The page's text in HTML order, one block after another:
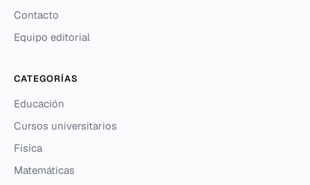
Contacto
Equipo editorial
CATEGORÍAS
Educación
Cursos universitarios
Física
Matemáticas